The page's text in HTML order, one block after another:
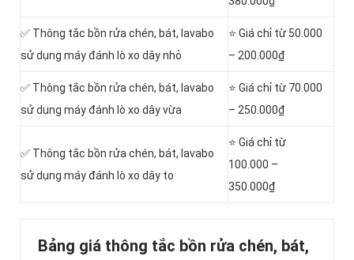
✅ Thông tắc bồn rửa chén, bát, lavabo
sử dụng máy đánh lò xo dây nhỏ
⭐ Giá chỉ từ 50.000
– 200.000₫
✅ Thông tắc bồn rửa chén, bát, lavabo
sử dụng máy đánh lò xo dây vừa
⭐ Giá chỉ từ 70.000
– 250.000₫
✅ Thông tắc bồn rửa chén, bát, lavabo
sử dụng máy đánh lò xo dây to
⭐ Giá chỉ từ
100.000 –
350.000₫
Bảng giá thông tắc bồn rửa chén, bát,